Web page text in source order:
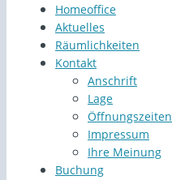
Homeoffice
Aktuelles
Räumlichkeiten
Kontakt
Anschrift
Lage
Öffnungszeiten
Impressum
Ihre Meinung
Buchung